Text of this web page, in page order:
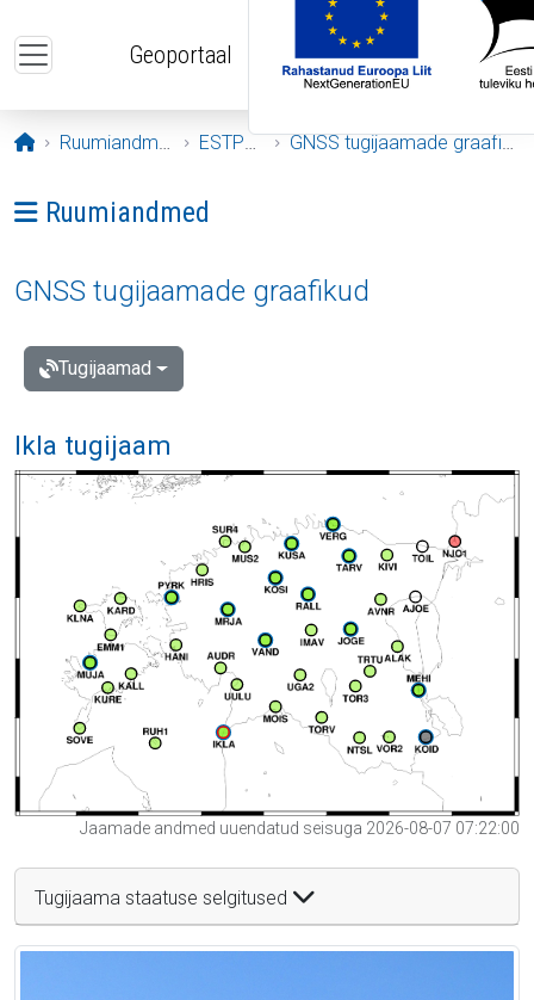
Geoportaal
Avaleht
Ruumiandmed ESTPOS GNSS tugijaamade graafikud
Ava menüü: Ruumiandmed
Ruumiandmed
GNSS tugijaamade graafikud
Tugijaamad
Ikla tugijaam
Jaamade andmed uuendatud seisuga 2026-08-07 07:22:00
Tugijaama staatuse selgitused